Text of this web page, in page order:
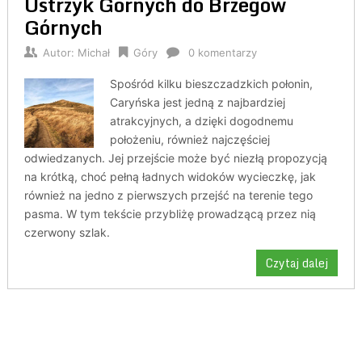
Górnych
Autor: Michał Góry 0 komentarzy
Spośród kilku bieszczadzkich połonin,
Caryńska jest jedną z najbardziej
atrakcyjnych, a dzięki dogodnemu
położeniu, również najczęściej
odwiedzanych. Jej przejście może być niezłą propozycją
na krótką, choć pełną ładnych widoków wycieczkę, jak
również na jedno z pierwszych przejść na terenie tego
pasma. W tym tekście przybliżę prowadzącą przez nią
czerwony szlak.
Czytaj dalej